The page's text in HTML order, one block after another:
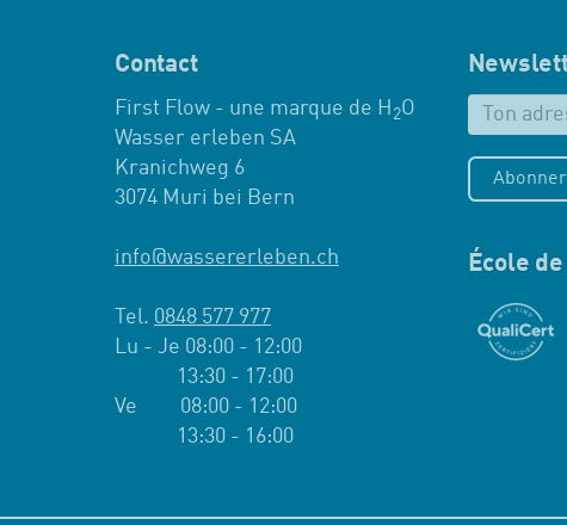
Contact
First Flow - une marque de H 2O
Wasser erleben SA
Kranichweg 6
3074 Muri bei Bern
info@wassererleben.ch
Tel. 0848 577 977
Lu - Je 08:00 - 12:00
13:30 - 17:00
Ve 08:00 - 12:00
13:30 - 16:00
École